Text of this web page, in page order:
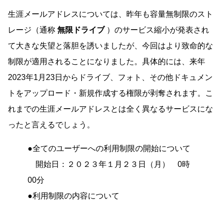
生涯メールアドレスについては、昨年も容量無制限のスト
レージ（通称 無限ドライブ）のサービス縮小が発表され
て大きな失望と落胆を誘いましたが、今回はより致命的な
制限が適用されることになりました。具体的には、来年
2023年1月23日からドライブ、フォト、その他ドキュメン
トをアップロード・新規作成する権限が剥奪されます。こ
れまでの生涯メールアドレスとは全く異なるサービスにな
ったと言えるでしょう。
●全てのユーザーへの利用制限の開始について
開始日：２０２３年１月２３日（月） 0時
00分
●利用制限の内容について